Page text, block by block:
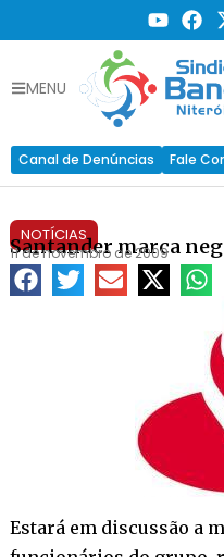
MENU
Canal de Denúncias Fale
NOTÍCIAS
Santander marca
11 de novembro de 2009
Estará em discussão a